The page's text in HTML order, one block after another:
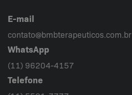
E-mail
contato@bmbterapeuticos.com.br
WhatsApp
(11) 96204-4157
Telefone